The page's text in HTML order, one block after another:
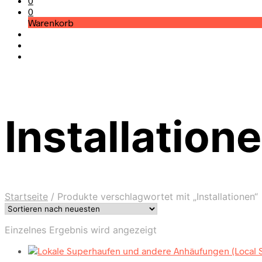
0
Warenkorb
Startseite / Produkte verschlagwortet mit „Installationen“
Einzelnes Ergebnis wird angezeigt